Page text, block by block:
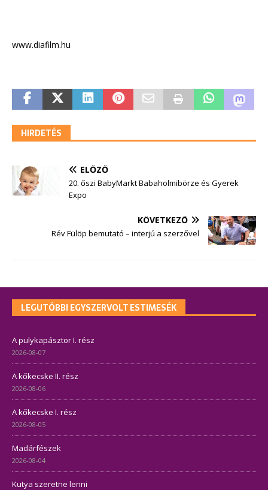
www.diafilm.hu
HIRDETÉS
ELŐZŐ
20. őszi BabyMarkt Babaholmibörze és Gyerek
Expo
KÖVETKEZŐ
Rév Fülöp bemutató – interjú a szerzővel
LEGUTÓBBI EGYSZERVOLT ESTIMESÉK
A pulykapásztor I. rész
2026-08-07
A kőkecske II. rész
2026-08-06
A kőkecske I. rész
2026-08-05
Madárfészek
2026-08-04
Kutya szeretne lenni